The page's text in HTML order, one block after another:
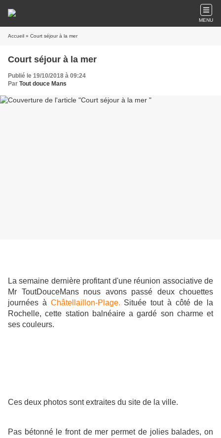
MENU
Accueil » Court séjour à la mer
Court séjour à la mer
Publié le 19/10/2018 à 09:24
Par Tout douce Mans
La semaine dernière profitant d'une réunion associative de
Mr ToutDouceMans nous avons passé deux chouettes
journées à Châtellaillon-Plage. Située tout à côté de la
Rochelle, cette station balnéaire a gardé son charme et
ses couleurs.
Ces deux photos sont extraites du site de la ville.
Pas bétonné le front de mer permet de jolies balades, on